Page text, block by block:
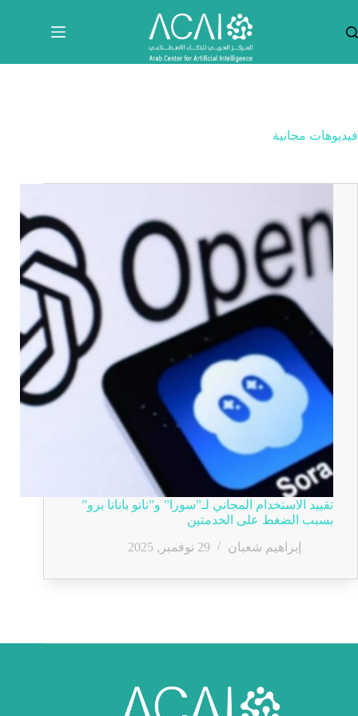
المحتوى
فيديوهات مجانية
تقييد الاستخدام المجاني لـ”سورا” و”نانو بانانا برو”
بسبب الضغط على الخدمتين
إبراهيم شعبان
29 نوفمبر, 2025